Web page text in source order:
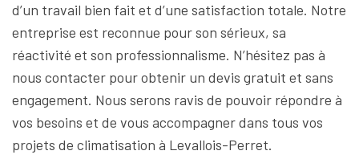
d’un travail bien fait et d’une satisfaction totale. Notre
entreprise est reconnue pour son sérieux, sa
réactivité et son professionnalisme. N’hésitez pas à
nous contacter pour obtenir un devis gratuit et sans
engagement. Nous serons ravis de pouvoir répondre à
vos besoins et de vous accompagner dans tous vos
projets de climatisation à Levallois-Perret.